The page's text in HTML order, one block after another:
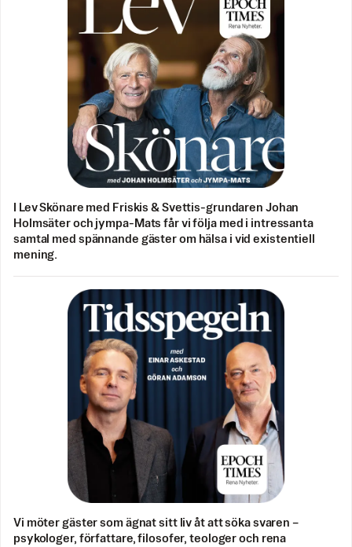
I Lev Skönare med Friskis & Svettis-grundaren Johan
Holmsäter och jympa-Mats får vi följa med i intressanta
samtal med spännande gäster om hälsa i vid existentiell
mening.
Vi möter gäster som ägnat sitt liv åt att söka svaren –
psykologer, författare, filosofer, teologer och rena